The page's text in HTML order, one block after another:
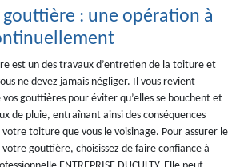
: une opération à
est un des travaux d’entretien de la toiture et
ne devez jamais négliger. Il vous revient
gouttières pour éviter qu’elles se bouchent et
de pluie, entraînant ainsi des conséquences
votre toiture que vous le voisinage. Pour assurer le
gouttière, choisissez de faire confiance à